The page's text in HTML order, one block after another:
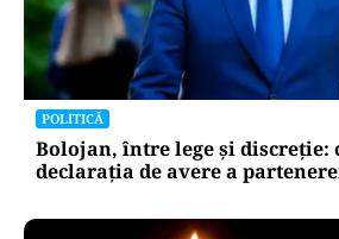
POLITICĂ
Bolojan, între lege și discreție:
declarația de avere a